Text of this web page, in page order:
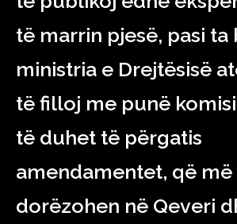
të marrin pjesë, pasi ta
ministria e Drejtësisë
të filloj me punë
të duhet të përgatis
amendamentet, që më
dorëzohen në Qeveri